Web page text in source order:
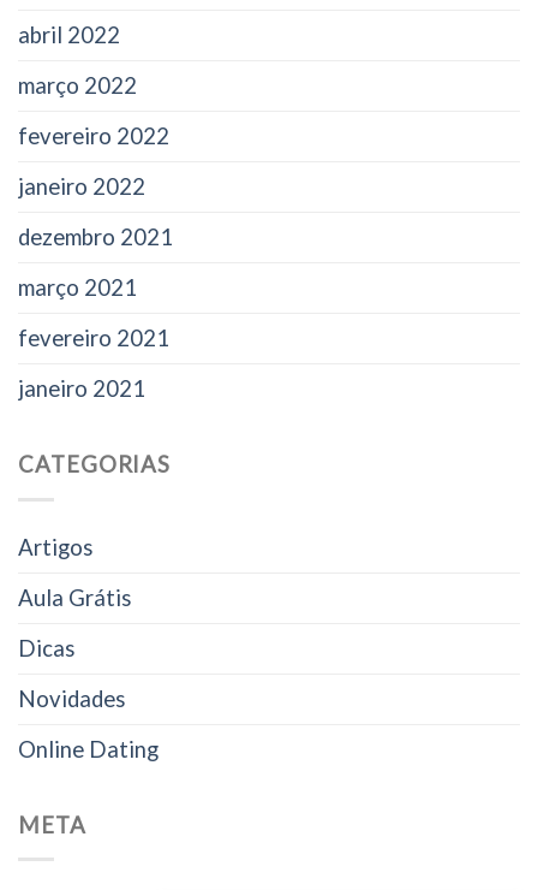
abril 2022
março 2022
fevereiro 2022
janeiro 2022
dezembro 2021
março 2021
fevereiro 2021
janeiro 2021
CATEGORIAS
Artigos
Aula Grátis
Dicas
Novidades
Online Dating
META